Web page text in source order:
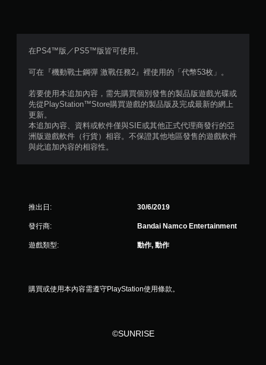
在PS4™版／PS5™版皆可使用。
可在『機動戰士鋼彈 激戰任務2』裡使用的「代幣53枚」。
若要使用本追加內容，需先購買個別發售的製品版遊戲光碟或
先從PlayStation™Store購買遊戲的製品版及完成最新的網上
更新。
本追加內容、資料或軟件僅與SIE或其他正式代理商發行的亞
洲版遊戲軟件（行貨）相容。不保證其他地區發售的遊戲軟件
與此追加內容的相容性。
推出日: 30/6/2019
發行商: Bandai Namco Entertainment
遊戲類型: 動作, 動作
購買或使用本內容需遵守PlayStation使用條款。
©SUNRISE